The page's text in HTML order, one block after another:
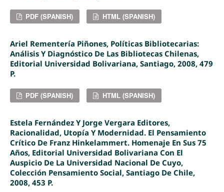
PDF (SPANISH) HTML (SPANISH)
Ariel Rementería Piñones, Políticas Bibliotecarias:
Análisis Y Diagnóstico De Las Bibliotecas Chilenas,
Editorial Universidad Bolivariana, Santiago, 2008, 479
P.
PDF (SPANISH) HTML (SPANISH)
Estela Fernández Y Jorge Vergara Editores,
Racionalidad, Utopía Y Modernidad. El Pensamiento
Crítico De Franz Hinkelammert. Homenaje En Sus 75
Años, Editorial Universidad Bolivariana Con El
Auspicio De La Universidad Nacional De Cuyo,
Colección Pensamiento Social, Santiago De Chile,
2008, 453 P.